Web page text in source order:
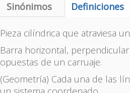
Sinónimos Definiciones
Pieza cilíndrica que atraviesa
Barra horizontal,
opuestas de un carruaje.
(Geometría) Cada una de las